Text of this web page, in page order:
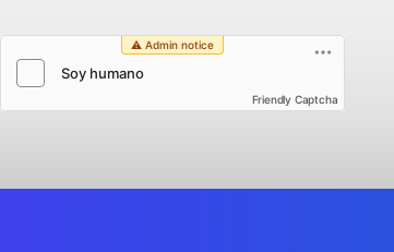
Friendly Captcha